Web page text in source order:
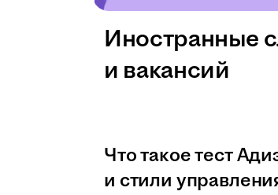
Иностранные
и вакансий
Что такое тест
и стили